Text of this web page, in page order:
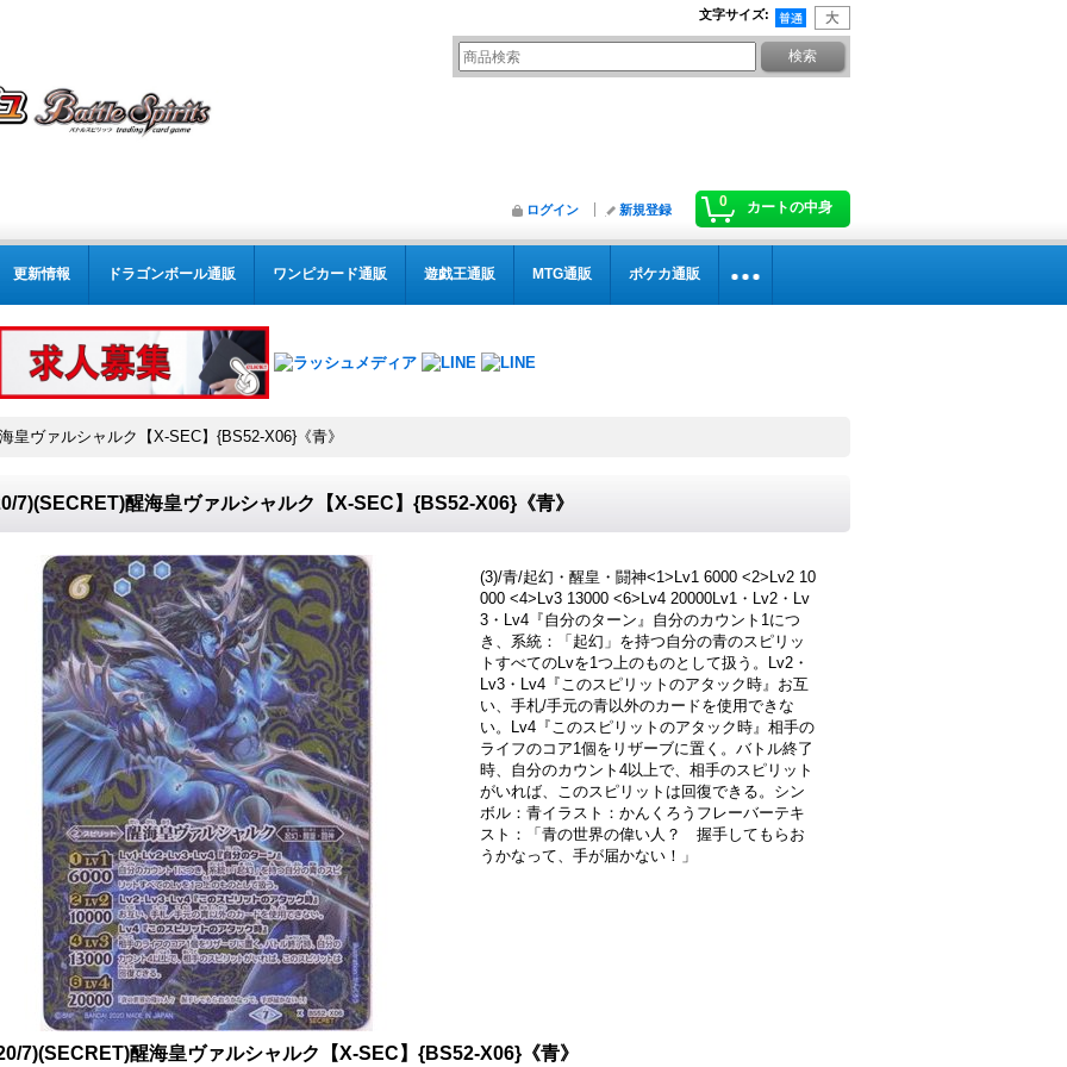
文字サイズ:
0 カートの中身
ログイン 新規登録
更新情報 ドラゴンボール通販 ワンピカード通販 遊戯王通販 MTG通販 ポケカ通販
皇ヴァルシャルク【X-SEC】{BS52-X06}《青》
7)(SECRET)醒海皇ヴァルシャルク【X-SEC】{BS52-X06}《青》
(3)/青/起幻・醒皇・闘神<1>Lv1 6000 <2>Lv2 10
000 <4>Lv3 13000 <6>Lv4 20000Lv1・Lv2・Lv
3・Lv4『自分のターン』自分のカウント1につ
き、系統：「起幻」を持つ自分の青のスピリッ
トすべてのLvを1つ上のものとして扱う。Lv2・
Lv3・Lv4『このスピリットのアタック時』お互
い、手札/手元の青以外のカードを使用できな
い。Lv4『このスピリットのアタック時』相手の
ライフのコア1個をリザーブに置く。バトル終了
時、自分のカウント4以上で、相手のスピリット
がいれば、このスピリットは回復できる。シン
ボル：青イラスト：かんくろうフレーバーテキ
スト：「青の世界の偉い人？ 握手してもらお
うかなって、手が届かない！」
7)(SECRET)醒海皇ヴァルシャルク【X-SEC】{BS52-X06}《青》